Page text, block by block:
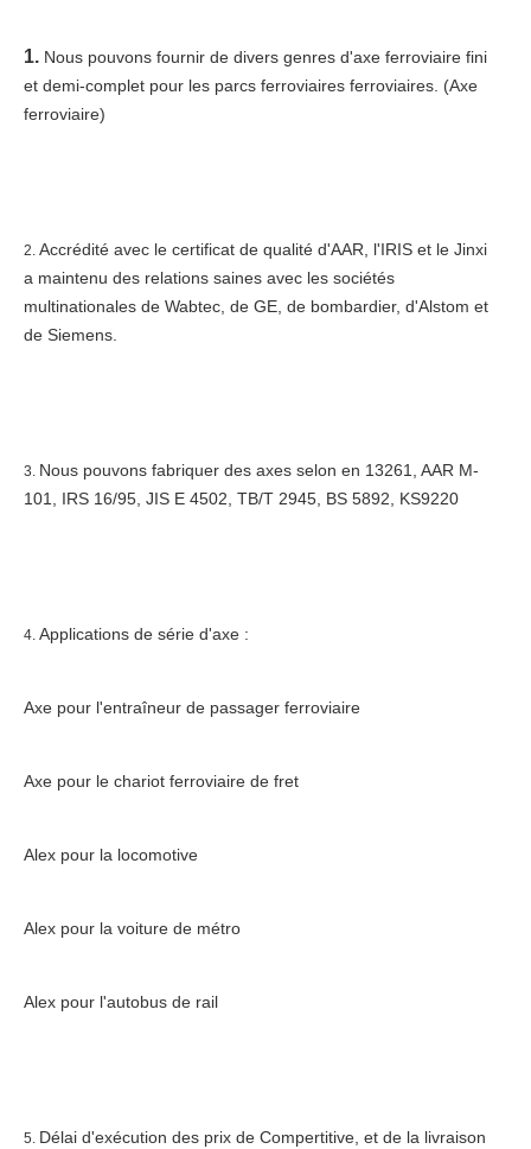
1. Nous pouvons fournir de divers genres d'axe ferroviaire fini
et demi-complet pour les parcs ferroviaires ferroviaires. (Axe
ferroviaire)
2. Accrédité avec le certificat de qualité d'AAR, l'IRIS et le Jinxi
a maintenu des relations saines avec les sociétés
multinationales de Wabtec, de GE, de bombardier, d'Alstom et
de Siemens.
3. Nous pouvons fabriquer des axes selon en 13261, AAR M-
101, IRS 16/95, JIS E 4502, TB/T 2945, BS 5892, KS9220
4. Applications de série d'axe :
Axe pour l'entraîneur de passager ferroviaire
Axe pour le chariot ferroviaire de fret
Alex pour la locomotive
Alex pour la voiture de métro
Alex pour l'autobus de rail
5. Délai d'exécution des prix de Compertitive, et de la livraison